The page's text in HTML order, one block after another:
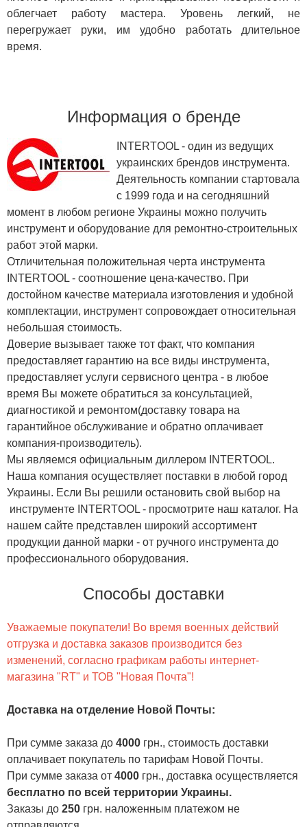
облегчает работу мастера. Уровень легкий, не
перегружает руки, им удобно работать длительное
время.
Информация о бренде
INTERTOOL - один из ведущих
украинских брендов инструмента.
Деятельность компании стартовала
с 1999 года и на сегодняшний
момент в любом регионе Украины можно получить
инструмент и оборудование для ремонтно-строительных
работ этой марки.
Отличительная положительная черта инструмента
INTERTOOL - соотношение цена-качество. При
достойном качестве материала изготовления и удобной
комплектации, инструмент сопровождает относительная
небольшая стоимость.
Доверие вызывает также тот факт, что компания
предоставляет гарантию на все виды инструмента,
предоставляет услуги сервисного центра - в любое
время Вы можете обратиться за консультацией,
диагностикой и ремонтом(доставку товара на
гарантийное обслуживание и обратно оплачивает
компания-производитель).
Мы являемся официальным диллером INTERTOOL.
Наша компания осуществляет поставки в любой город
Украины. Если Вы решили остановить свой выбор на
инструменте INTERTOOL - просмотрите наш каталог. На
нашем сайте представлен широкий ассортимент
продукции данной марки - от ручного инструмента до
профессионального оборудования.
Способы доставки
Уважаемые покупатели! Во время военных действий
отгрузка и доставка заказов производится без
изменений, согласно графикам работы интернет-
магазина "RT" и ТОВ "Новая Почта"!
Доставка на отделение Новой Почты:
При сумме заказа до 4000 грн., стоимость доставки
оплачивает покупатель по тарифам Новой Почты.
При сумме заказа от 4000 грн., доставка осуществляется
бесплатно по всей территории Украины.
Заказы до 250 грн. наложенным платежом не